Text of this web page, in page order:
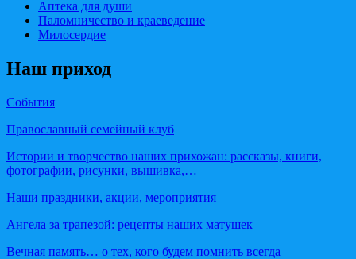
Аптека для души
Паломничество и краеведение
Милосердие
Наш приход
События
Православный семейный клуб
Истории и творчество наших прихожан: рассказы, книги,
фотографии, рисунки, вышивка,…
Наши праздники, акции, мероприятия
Ангела за трапезой: рецепты наших матушек
Вечная память… о тех, кого будем помнить всегда